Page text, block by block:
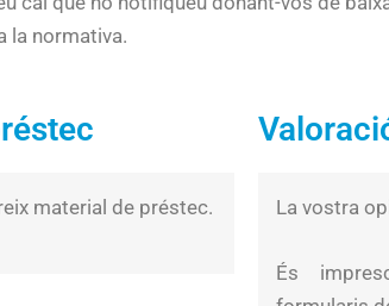
la normativa.
material de préstec. La vostra
És